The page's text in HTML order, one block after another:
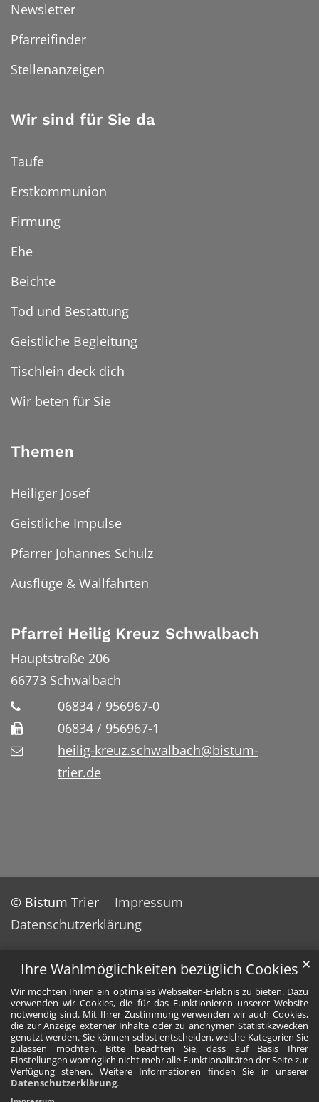
Ihre Wahlmöglichkeiten bezüglich Cookies
Wir möchten Ihnen ein optimales Webseiten-Erlebnis zu bieten. Dazu
verwenden wir Cookies, die für das Funktionieren unserer Website
notwendig sind. Mit Ihrer Zustimmung verwenden wir auch Cookies,
die zur Anzeige externer Inhalte oder zu anonymen Statistikzwecken
genutzt werden. Sie können selbst entscheiden, welche Kategorien Sie
zulassen möchten. Bitte beachten Sie, dass auf Basis Ihrer
Einstellungen womöglich nicht mehr alle Funktionalitäten der Seite zur
Verfügung stehen. Weitere Informationen finden Sie in unserer
Datenschutzerklärung.
✕
Newsletter
Pfarreifinder
Stellenanzeigen
Wir sind für Sie da
Taufe
Erstkommunion
Firmung
Ehe
Beichte
Tod und Bestattung
Geistliche Begleitung
Tischlein deck dich
Wir beten für Sie
Themen
Heiliger Josef
Geistliche Impulse
Pfarrer Johannes Schulz
Ausflüge & Wallfahrten
Pfarrei Heilig Kreuz Schwalbach
Hauptstraße 206
66773 Schwalbach
06834 / 956967-0
06834 / 956967-1
heilig-kreuz.schwalbach@bistum-
trier.de
© Bistum Trier
Impressum
Datenschutzerklärung